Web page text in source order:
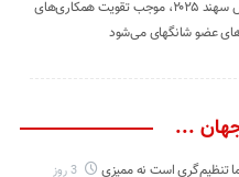
سردار جوانی: رزمایش سهند ۲۰۲۵، موجب تقویت همکاری‌های
عضو شانگهای می‌شود
جهان ...
تنظیم‌گری است نه ممیزی 3 روز